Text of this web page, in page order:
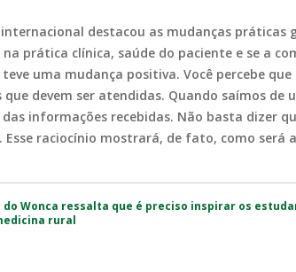
destacou as mudanças
na prática clínica, saúde do paciente e se a
uma mudança positiva. Você percebe
que devem ser atendidas. Quando saímos de
informações recebidas. Não basta dizer
Esse raciocínio mostrará, de fato, como será
do Wonca ressalta que é preciso inspirar os
rural